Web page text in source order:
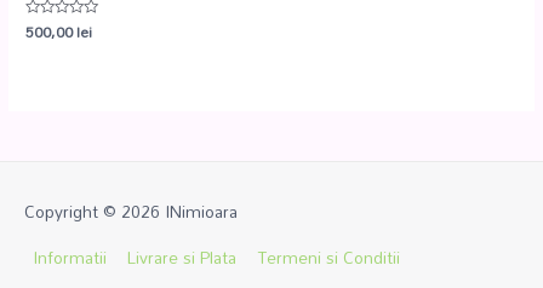
Evaluat
la
500,00lei
Copyright © 2026 INimioara
Informatii
Livrare si Plata Termeni si Conditii